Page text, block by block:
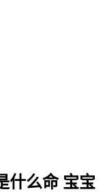
什么命 宝宝